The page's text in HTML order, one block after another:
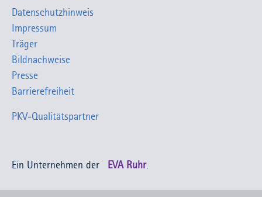
Datenschutzhinweis
Impressum
Träger
Bildnachweise
Presse
Barrierefreiheit
PKV-Qualitätspartner
Ein Unternehmen der EVA Ruhr.